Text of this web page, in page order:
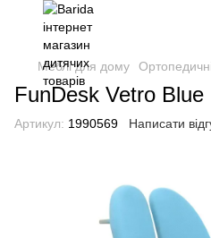
Меблі для дому
FunDesk Vetro Blue
Артикул: 1990569 Написати